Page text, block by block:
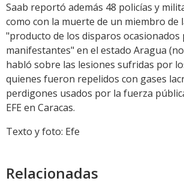
Saab reportó además 48 policías y
como con la muerte de un miembro de
"producto de los disparos ocasionados
manifestantes" en el estado Aragua
habló sobre las lesiones sufridas por
quienes fueron repelidos con gases
perdigones usados por la fuerza
EFE en Caracas.
Texto y foto: Efe
Relacionadas